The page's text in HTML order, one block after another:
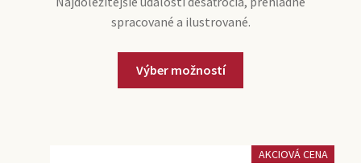
spracované a ilustrované.
Výber možností
AKCIOVÁ CENA